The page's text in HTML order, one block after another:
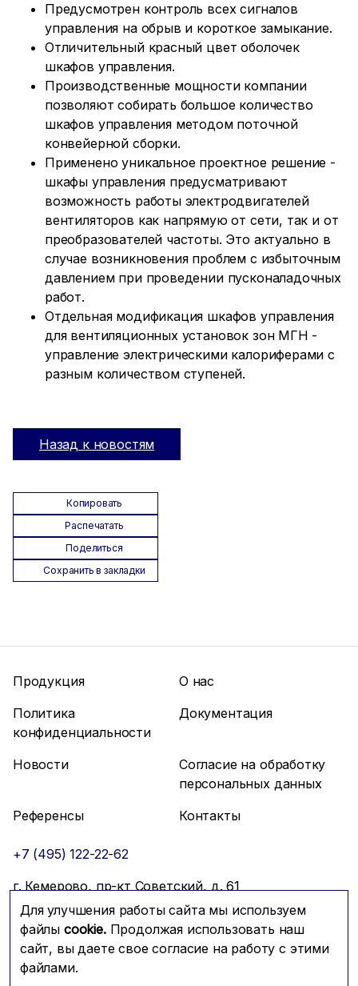
Предусмотрен контроль всех сигналов
управления на обрыв и короткое замыкание.
Отличительный красный цвет оболочек
шкафов управления.
Производственные мощности компании
позволяют собирать большое количество
шкафов управления методом поточной
конвейерной сборки.
Применено уникальное проектное решение -
шкафы управления предусматривают
возможность работы электродвигателей
вентиляторов как напрямую от сети, так и от
преобразователей частоты. Это актуально в
случае возникновения проблем с избыточным
давлением при проведении пусконаладочных
работ.
Отдельная модификация шкафов управления
для вентиляционных установок зон МГН -
управление электрическими калориферами с
разным количеством ступеней.
Назад к новостям
Копировать
Распечатать
Поделиться
Сохранить в закладки
Для улучшения работы сайта мы используем
файлы cookie.Продолжая использовать наш
сайт, вы даете свое согласие на работу с этими
файлами.
Продукция
О нас
Политика
конфиденциальности
Документация
Новости
Согласие на обработку
персональных данных
Референсы
Контакты
+7 (495) 122-22-62
г. Кемерово, пр-кт Советский, д. 61
info@mfmc.ru
Связаться с нами